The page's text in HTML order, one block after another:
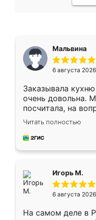
Мальвина
6 августа 2026
Заказывала
очень довольна.
посчитала, на
Замерщик
делу со всей
за день, ребята
Читать полностью
Игорь М.
6 августа 2026
На самом деле в